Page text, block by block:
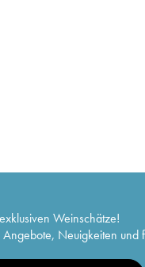
Weinschätze!
Neuigkeiten und